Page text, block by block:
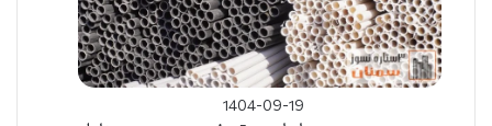
1404-09-19